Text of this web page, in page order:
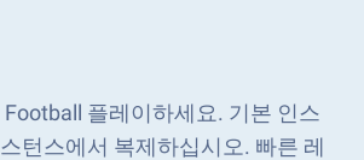
플레이하세요. 기본 인스
턴스에서 복제하십시오. 빠른 레